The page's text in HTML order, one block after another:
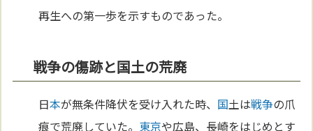
再生への第一歩を示すものであった。
戦争の傷跡と国土の荒廃
日本が無条件降伏を受け入れた時、 国土は戦争の爪
痕で荒廃していた。 東京や広島、長崎をはじめとす